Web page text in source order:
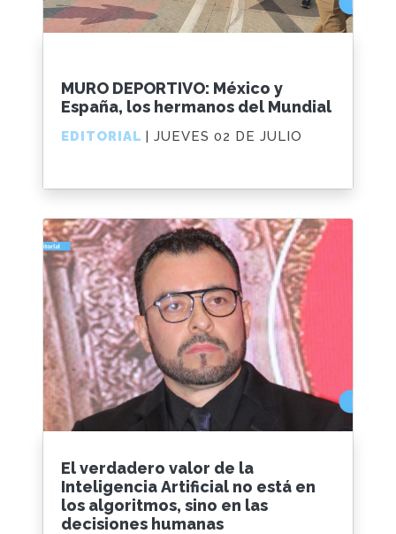
MURO DEPORTIVO: México y
España, los hermanos del Mundial
EDITORIAL | JUEVES 02 DE JULIO
El verdadero valor de la
Inteligencia Artificial no está en
los algoritmos, sino en las
decisiones humanas